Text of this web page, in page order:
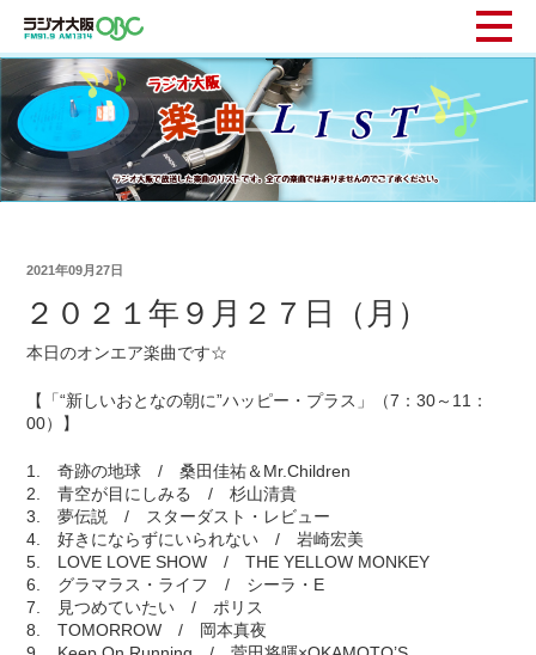
2021年09月27日
２０２１年９月２７日（月）
本日のオンエア楽曲です☆
【「“新しいおとなの朝に”ハッピー・プラス」（7：30～11：
00）】
1. 奇跡の地球 / 桑田佳祐＆Mr.Children
2. 青空が目にしみる / 杉山清貴
3. 夢伝説 / スターダスト・レビュー
4. 好きにならずにいられない / 岩崎宏美
5. LOVE LOVE SHOW / THE YELLOW MONKEY
6. グラマラス・ライフ / シーラ・E
7. 見つめていたい / ポリス
8. TOMORROW / 岡本真夜